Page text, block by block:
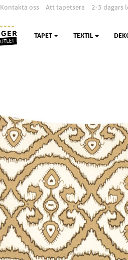
Kontakta oss Att tapetsera 2-5 dagars
TAPET TEXTIL